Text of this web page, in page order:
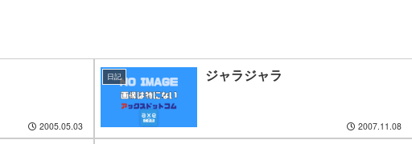
2005.05.03
日記 ジャラジャラ
2007.11.08